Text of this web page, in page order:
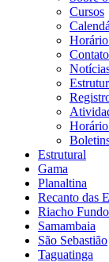
Cursos
Estrutural
Gama
Planaltina
Recanto das
Riacho Fundo
Samambaia
São Sebastião
Taguatinga